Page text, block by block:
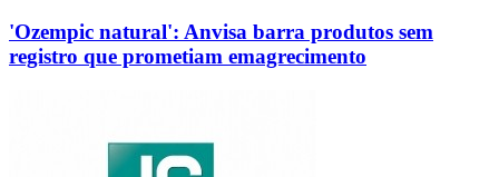
'Ozempic natural': Anvisa barra produtos sem
registro que prometiam emagrecimento